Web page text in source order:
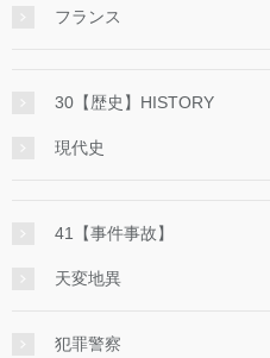
フランス
30【歴史】HISTORY
現代史
41【事件事故】
天変地異
犯罪警察